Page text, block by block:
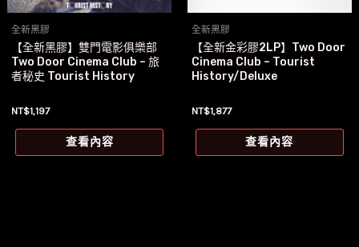
全新黑膠
【全新黑膠】雙門電影俱樂部
Two Door Cinema Club – 旅
者秘史 Tourist History
NT$1,197
查看內容
全新黑膠
【全新金彩膠2LP】Two Door
Cinema Club – Tourist
History/Deluxe
NT$1,877
查看內容